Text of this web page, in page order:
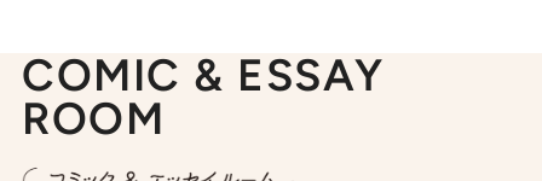
COMIC & ESSAY
ROOM